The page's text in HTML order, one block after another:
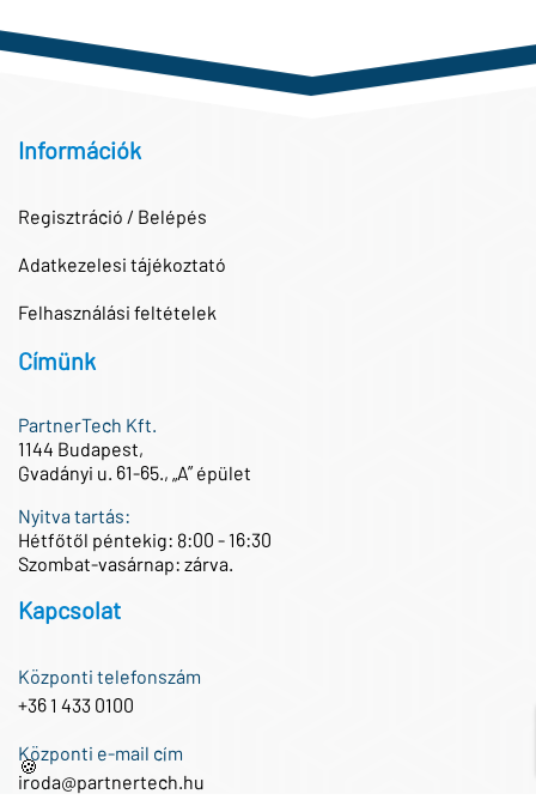
Információk
Regisztráció / Belépés
Adatkezelesi tájékoztató
Felhasználási feltételek
Címünk
PartnerTech Kft.
1144 Budapest,
Gvadányi u. 61-65., „A” épület
Nyitva tartás:
Hétfőtől péntekig: 8:00 - 16:30
Szombat-vasárnap: zárva.
Kapcsolat
Központi telefonszám
+36 1 433 0100
Központi e-mail cím
iroda@partnertech.hu
🍪